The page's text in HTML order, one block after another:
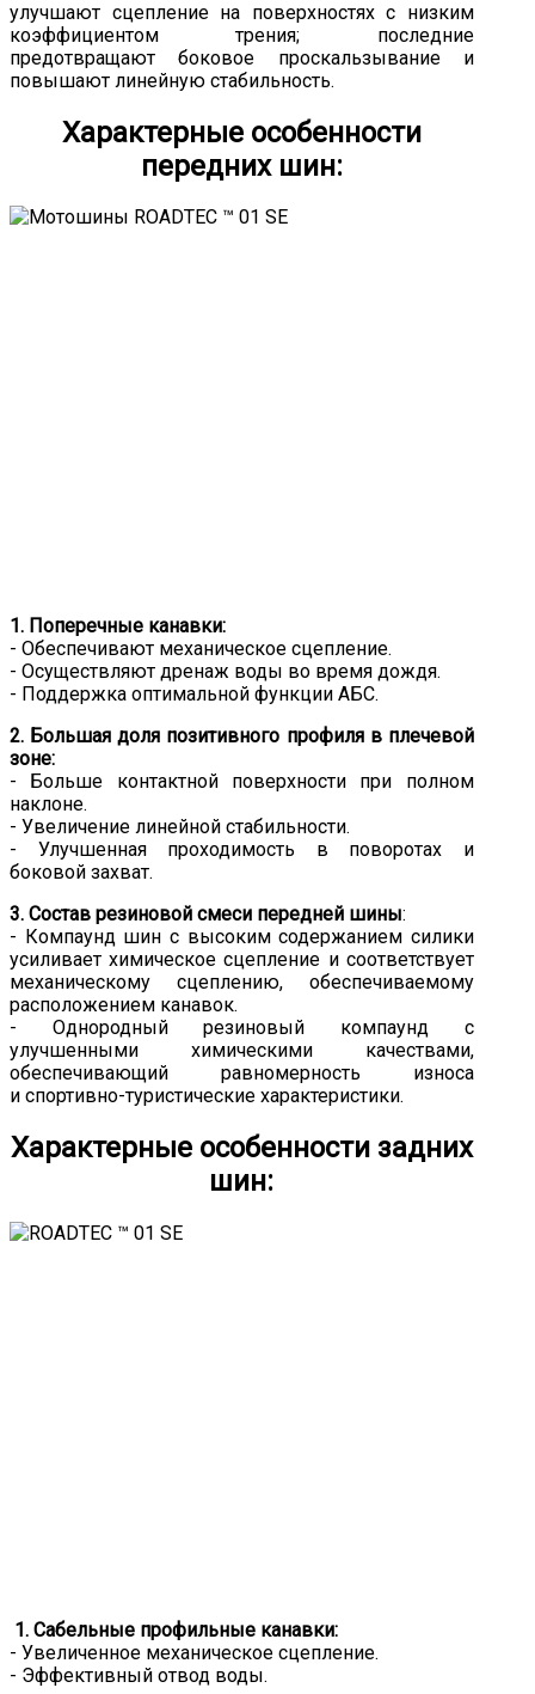
улучшают сцепление на поверхностях с низким
коэффициентом трения; последние
предотвращают боковое проскальзывание и
повышают линейную стабильность.
Характерные особенности
передних шин:
1. Поперечные канавки:
- Обеспечивают механическое сцепление.
- Осуществляют дренаж воды во время дождя.
- Поддержка оптимальной функции АБС.
2. Большая доля позитивного профиля в плечевой
зоне:
- Больше контактной поверхности при полном
наклоне.
- Увеличение линейной стабильности.
- Улучшенная проходимость в поворотах и
боковой захват.
3. Состав резиновой смеси передней шины:
- Компаунд шин с высоким содержанием силики
усиливает химическое сцепление и соответствует
механическому сцеплению, обеспечиваемому
расположением канавок.
- Однородный резиновый компаунд с
улучшенными химическими качествами,
обеспечивающий равномерность износа
и спортивно-туристические характеристики.
Характерные особенности задних
шин:
1. Сабельные профильные канавки:
- Увеличенное механическое сцепление.
- Эффективный отвод воды.